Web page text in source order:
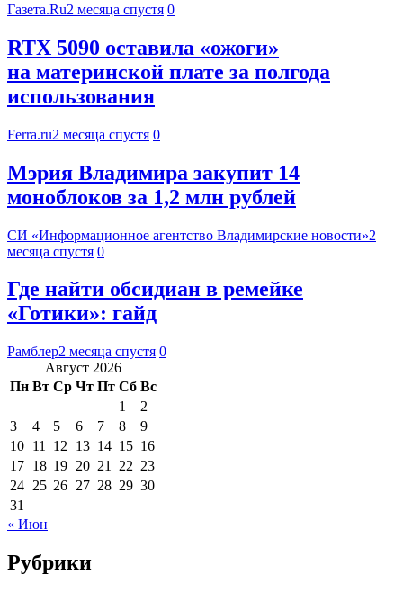
Газета.Ru2 месяца спустя 0
RTX 5090 оставила «ожоги»
на материнской плате за полгода
использования
Ferra.ru2 месяца спустя 0
Мэрия Владимира закупит 14
моноблоков за 1,2 млн рублей
СИ «Информационное агентство Владимирские новости»2
месяца спустя 0
Где найти обсидиан в ремейке
«Готики»: гайд
Рамблер2 месяца спустя 0
Август 2026
Пн Вт Ср Чт Пт Сб Вс
1
2
3
4 5 6 7 8
9
10 11 12 13 14 15 16
17 18 19 20 21 22 23
24 25 26 27 28 29 30
31
« Июн
Рубрики